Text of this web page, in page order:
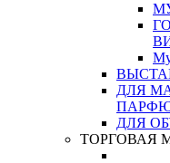
ДЛЯ
ДЛЯ
ТОРГОВАЯ